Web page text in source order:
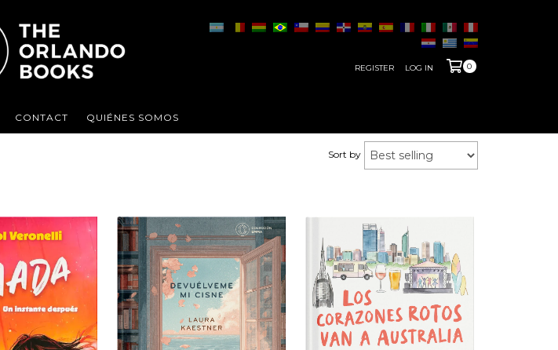
REGISTER LOG IN 0
CONTACT QUIÉNES SOMOS
Sort by